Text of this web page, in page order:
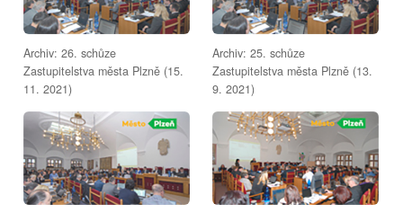
Archiv: 26. schůze
Zastupitelstva města Plzně (15.
11. 2021)
Archiv: 25. schůze
Zastupitelstva města Plzně (13.
9. 2021)